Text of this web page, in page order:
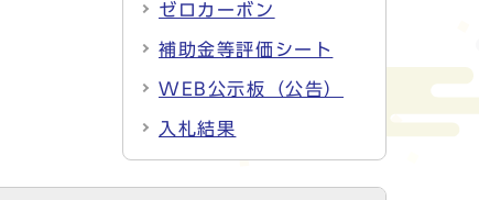
ゼロカーボン
補助金等評価シート
WEB公示板（公告）
入札結果